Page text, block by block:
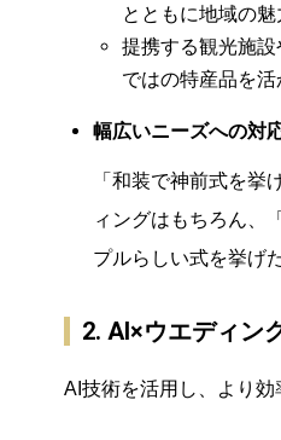
とともに地域の
提携する観光施
ではの特産品を
幅広いニーズへの対
「和装で神前式を
ィングはもちろん、
プルらしい式を挙げ
2. AI×ウエディン
AI技術を活用し、より効